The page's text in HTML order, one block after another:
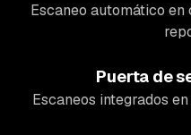
Escaneo automático
Puerta de
Escaneos integrados